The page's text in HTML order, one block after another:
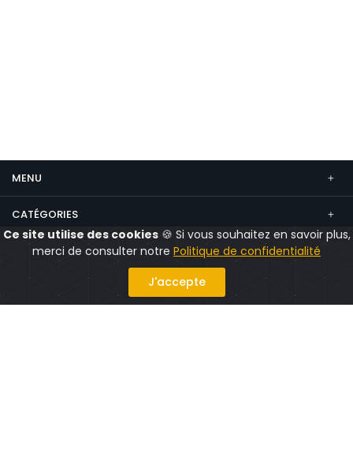
MENU
CATÉGORIES
CONTACT
Ce site utilise des cookies🍪 Si vous souhaitez en savoir plus,
merci de consulter notre Politique de confidentialité
J'accepte